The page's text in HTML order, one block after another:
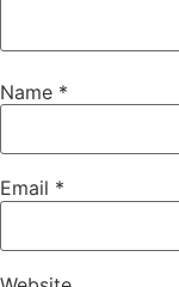
Name *
Email *